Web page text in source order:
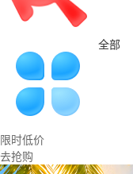
全部
限时低价
去抢购